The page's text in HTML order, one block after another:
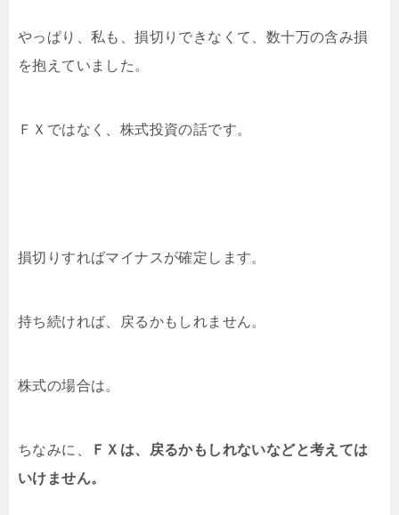
やっぱり、私も、損切りできなくて、数十万の含み損
を抱えていました。
ＦＸではなく、株式投資の話です。
損切りすればマイナスが確定します。
持ち続ければ、戻るかもしれません。
株式の場合は。
ちなみに、
ＦＸは、戻るかもしれないなどと考えては
いけません。